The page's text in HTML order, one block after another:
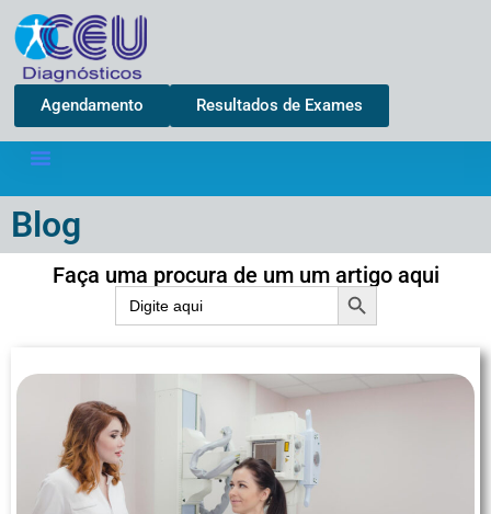
Agendamento Resultados de Exames
Blog
Faça uma procura de um um artigo aqui
Search
for:
Search Button